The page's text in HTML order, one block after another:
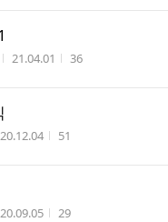
작성시간
21.04.01 조회수
36
작성시간
20.12.04 조회수
51
작성시간
20.09.05 조회수
29